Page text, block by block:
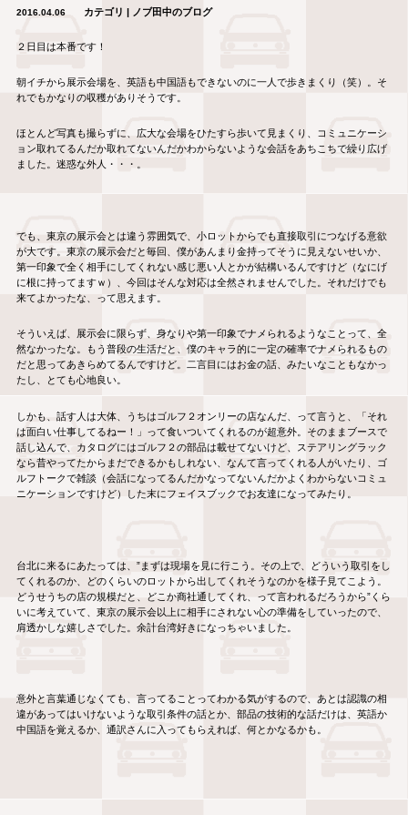
2016.04.06 カテゴリ | ノブ田中のブログ
２日目は本番です！
朝イチから展示会場を、英語も中国語もできないのに一人で歩きまくり（笑）。そ
れでもかなりの収穫がありそうです。
ほとんど写真も撮らずに、広大な会場をひたすら歩いて見まくり、コミュニケーシ
ョン取れてるんだか取れてないんだかわからないような会話をあちこちで繰り広げ
ました。迷惑な外人・・・。
でも、東京の展示会とは違う雰囲気で、小ロットからでも直接取引につなげる意欲
が大です。東京の展示会だと毎回、僕があんまり金持ってそうに見えないせいか、
第一印象で全く相手にしてくれない感じ悪い人とかが結構いるんですけど（なにげ
に根に持ってますｗ）、今回はそんな対応は全然されませんでした。それだけでも
来てよかったな、って思えます。
そういえば、展示会に限らず、身なりや第一印象でナメられるようなことって、全
然なかったな。もう普段の生活だと、僕のキャラ的に一定の確率でナメられるもの
だと思ってあきらめてるんですけど。二言目にはお金の話、みたいなこともなかっ
たし、とても心地良い。
しかも、話す人は大体、うちはゴルフ２オンリーの店なんだ、って言うと、「それ
は面白い仕事してるねー！」って食いついてくれるのが超意外。そのままブースで
話し込んで、カタログにはゴルフ２の部品は載せてないけど、ステアリングラック
なら昔やってたからまだできるかもしれない、なんて言ってくれる人がいたり、ゴ
ルフトークで雑談（会話になってるんだかなってないんだかよくわからないコミュ
ニケーションですけど）した末にフェイスブックでお友達になってみたり。
台北に来るにあたっては、”まずは現場を見に行こう。その上で、どういう取引をし
てくれるのか、どのくらいのロットから出してくれそうなのかを様子見てこよう。
どうせうちの店の規模だと、どこか商社通してくれ、って言われるだろうから”くら
いに考えていて、東京の展示会以上に相手にされない心の準備をしていったので、
肩透かしな嬉しさでした。余計台湾好きになっちゃいました。
意外と言葉通じなくても、言ってることってわかる気がするので、あとは認識の相
違があってはいけないような取引条件の話とか、部品の技術的な話だけは、英語か
中国語を覚えるか、通訳さんに入ってもらえれば、何とかなるかも。